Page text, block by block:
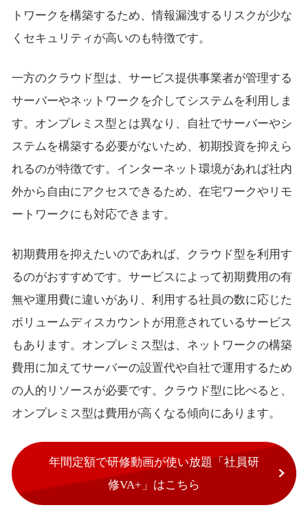
トワークを構築するため、情報漏洩するリスクが少な
くセキュリティが高いのも特徴です。
一方のクラウド型は、サービス提供事業者が管理する
サーバーやネットワークを介してシステムを利用しま
す。オンプレミス型とは異なり、自社でサーバーやシ
ステムを構築する必要がないため、初期投資を抑えら
れるのが特徴です。インターネット環境があれば社内
外から自由にアクセスできるため、在宅ワークやリモ
ートワークにも対応できます。
初期費用を抑えたいのであれば、クラウド型を利用す
るのがおすすめです。サービスによって初期費用の有
無や運用費に違いがあり、利用する社員の数に応じた
ボリュームディスカウントが用意されているサービス
もあります。オンプレミス型は、ネットワークの構築
費用に加えてサーバーの設置代や自社で運用するため
の人的リソースが必要です。クラウド型に比べると、
オンプレミス型は費用が高くなる傾向にあります。
年間定額で研修動画が使い放題「社員研
修VA+」はこちら